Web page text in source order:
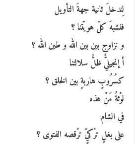
لِندخلَ ثانية جهةَ التأويل
فنشبهَ كلّ هويّتنا ؟
و نزاوج بين بين الله و طين الله ؟
أ إنجيليٌّ ظلُّ سلالتنا
كسُرُوبٍ هاربةٍ بين الخلق ؟
لوْثةُ مَنْ هذه
في الشام
على بغلٍ ترْكيٍّ ترْقصه الفتوى ؟